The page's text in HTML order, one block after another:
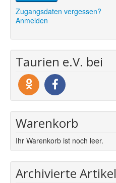
Zugangsdaten vergessen?
Anmelden
Taurien e.V. bei
Warenkorb
Ihr Warenkorb ist noch leer.
Archivierte Artikel